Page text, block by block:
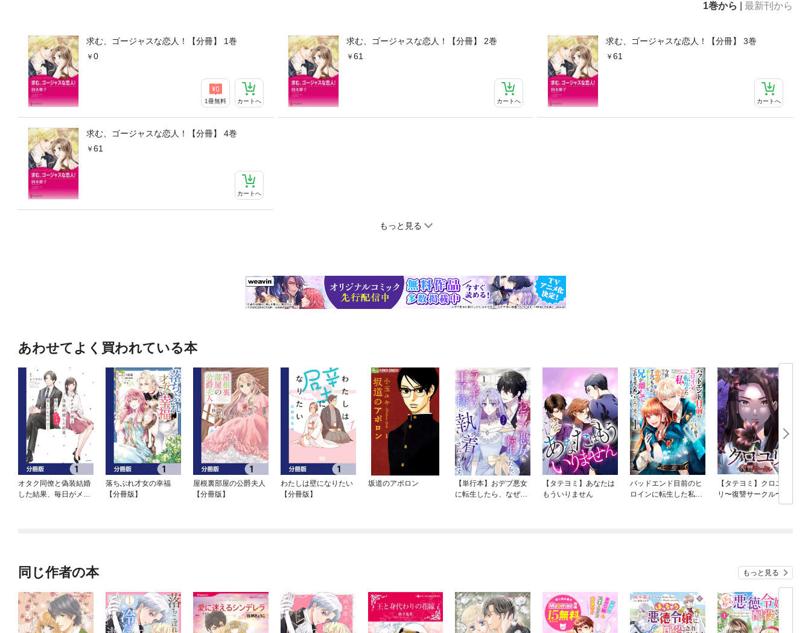
1巻から 最新刊から
求む、ゴージャスな恋人！【分冊】 1巻
0
1冊無料 カートへ
求む、ゴージャスな恋人！【分冊】 2巻
61
カートへ
求む、ゴージャスな恋人！【分冊】 3巻
61
カートへ
求む、ゴージャスな恋人！【分冊】 4巻
61
カートへ
もっと見る
あわせてよく買われている本
オタク同僚と偽装結婚
した結果、毎日がメッ
落ちぶれ才女の幸福
【分冊版】
屋根裏部屋の公爵夫人
【分冊版】
わたしは壁になりたい
【分冊版】
坂道のアポロン
【単行本】おデブ悪女
に転生したら、なぜか
【タテヨミ】あなたは
もういりません
バッドエンド目前のヒ
ロインに転生した私、
【タテヨミ】クロユ
リ〜復讐サークル〜
同じ作者の本 もっと見る